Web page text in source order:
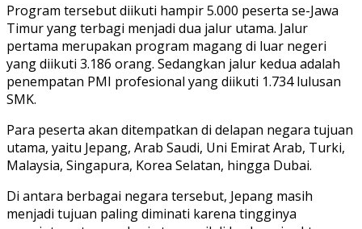
Program tersebut diikuti hampir 5.000 peserta se-Jawa
Timur yang terbagi menjadi dua jalur utama. Jalur
pertama merupakan program magang di luar negeri
yang diikuti 3.186 orang. Sedangkan jalur kedua adalah
penempatan PMI profesional yang diikuti 1.734 lulusan
SMK.
Para peserta akan ditempatkan di delapan negara tujuan
utama, yaitu Jepang, Arab Saudi, Uni Emirat Arab, Turki,
Malaysia, Singapura, Korea Selatan, hingga Dubai.
Di antara berbagai negara tersebut, Jepang masih
menjadi tujuan paling diminati karena tingginya